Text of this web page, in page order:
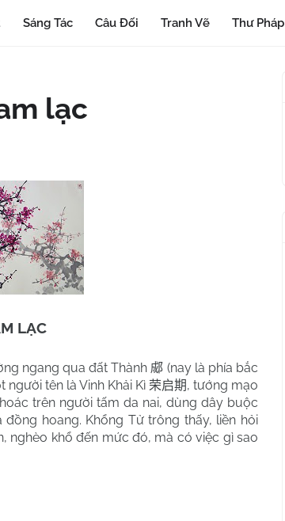
Sáng Tác Câu Đối Tranh Vẽ Thư Pháp
lạc
LẠC
ngang qua đất Thành郕 (nay là phía bắc
người tên là Vinh Khải Kì 荣启期, tướng mạo
trên người tấm da nai, dùng dây buộc
hoang. Khổng Tử trông thấy, liền hỏi
nghèo khổ đến mức đó, mà có việc gì sao